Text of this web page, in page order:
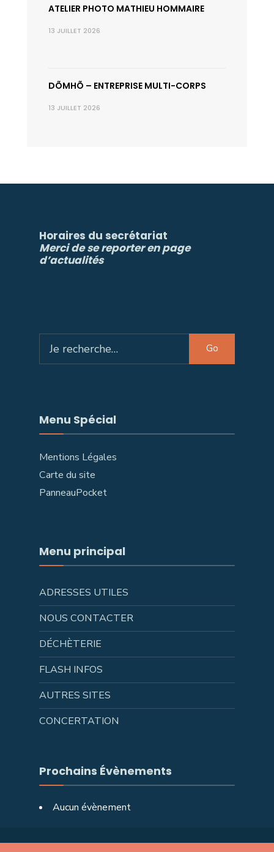
ATELIER PHOTO MATHIEU HOMMAIRE
13 JUILLET 2026
DÕMHÕ – ENTREPRISE MULTI-CORPS
13 JUILLET 2026
Horaires du secrétariat
Merci de se reporter en page
d’actualités
for:
Go
Menu Spécial
Mentions Légales
Carte du site
PanneauPocket
Menu principal
ADRESSES UTILES
NOUS CONTACTER
DÉCHÈTERIE
FLASH INFOS
AUTRES SITES
CONCERTATION
Prochains Évènements
Aucun évènement